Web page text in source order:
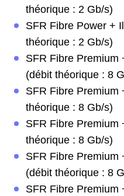
théorique : 2 Gb/s)
SFR Fibre Power +
théorique : 2 Gb/s)
SFR Fibre Premium
(débit théorique : 8
SFR Fibre Premium
théorique : 8 Gb/s)
SFR Fibre Premium
théorique : 8 Gb/s)
SFR Fibre Premium
(débit théorique : 8
SFR Fibre Premium